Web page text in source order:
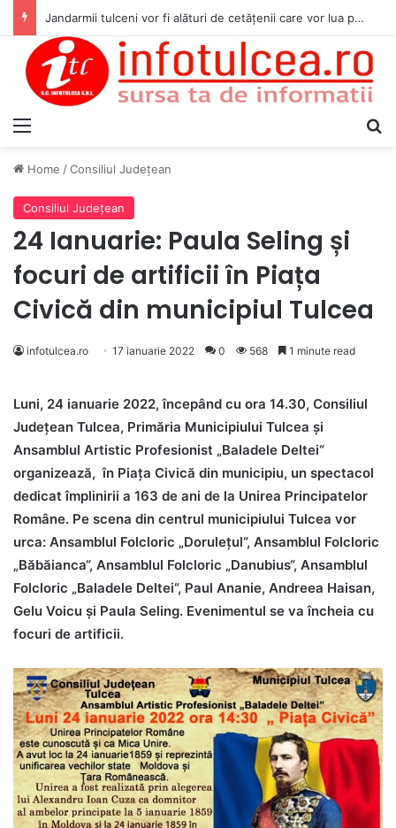
Jandarmii tulceni vor fi alături de cetățenii care vor lua parte la Festivalul Folk Țestos
Home /Consiliul Judeţean
Consiliul Judeţean
24 Ianuarie: Paula Seling și
focuri de artificii în Piața
Civică din municipiul Tulcea
infotulcea.ro 17 ianuarie 2022 0 568 1 minute read
Luni, 24 ianuarie 2022, începând cu ora 14.30, Consiliul
Județean Tulcea, Primăria Municipiului Tulcea și
Ansamblul Artistic Profesionist „Baladele Deltei“
organizează, în Piața Civică din municipiu, un spectacol
dedicat împlinirii a 163 de ani de la Unirea Principatelor
Române. Pe scena din centrul municipiului Tulcea vor
urca: Ansamblul Folcloric „Dorulețul“, Ansamblul Folcloric
„Băbăianca“, Ansamblul Folcloric „Danubius“, Ansamblul
Folcloric „Baladele Deltei“, Paul Ananie, Andreea Haisan,
Gelu Voicu și Paula Seling. Evenimentul se va încheia cu
focuri de artificii.